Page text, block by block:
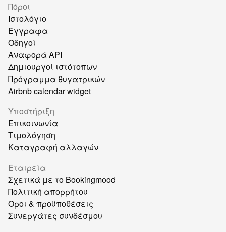
Πόροι
Ιστολόγιο
Έγγραφα
Οδηγοί
Αναφορά API
Δημιουργοί ιστότοπων
Πρόγραμμα θυγατρικών
Airbnb calendar widget
Υποστήριξη
Επικοινωνία
Τιμολόγηση
Καταγραφή αλλαγών
Εταιρεία
Σχετικά με το Bookingmood
Πολιτική απορρήτου
Όροι & προϋποθέσεις
Συνεργάτες συνδέσμου